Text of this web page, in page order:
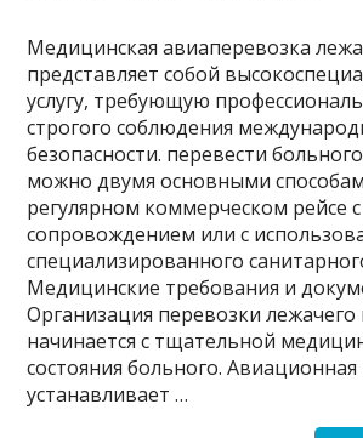
Медицинская авиаперевозка
представляет собой
услугу, требующую
строгого соблюдения
безопасности. перевести
можно двумя основными
регулярном коммерческом рейсе
сопровождением или с
специализированного
Медицинские требования и
Организация перевозки лежачего
начинается с тщательной
состояния больного.
устанавливает …